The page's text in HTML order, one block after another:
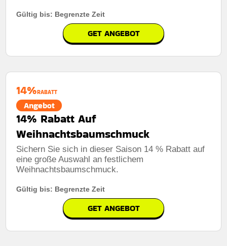
Gültig bis: Begrenzte Zeit
GET ANGEBOT
14%RABATT
Angebot
14% Rabatt Auf
Weihnachtsbaumschmuck
Sichern Sie sich in dieser Saison 14 % Rabatt auf
eine große Auswahl an festlichem
Weihnachtsbaumschmuck.
Gültig bis: Begrenzte Zeit
GET ANGEBOT